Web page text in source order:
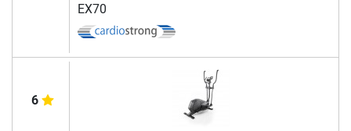
EX70
6